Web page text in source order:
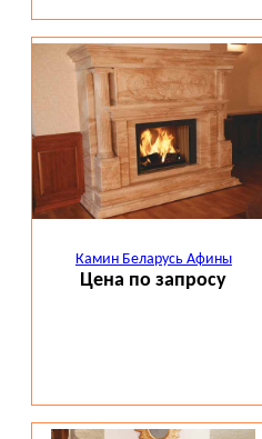
Камин Беларусь Афины
Цена по запросу